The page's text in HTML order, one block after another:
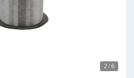
2 / 6